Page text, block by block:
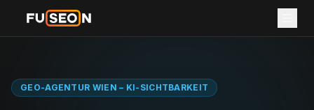
GEO-AGENTUR WIEN – KI-SICHTBARKEIT